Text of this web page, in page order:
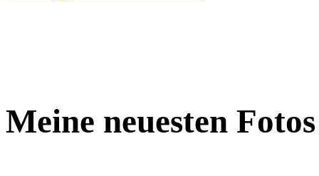
Meine neuesten Fotos